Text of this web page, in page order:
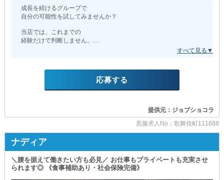
すぐ帰宅可能！
プライベートの時間の確保も出来ます◎
・ホールスタッフ
￣￣￣￣￣￣￣￣￣￣￣
月給 40万円～
￣￣￣￣￣￣￣￣￣￣￣
圧倒的な高収入を得られます。
努力を無駄にはさせず、正当に評価し
高いモチベーションを保って
働ける環境を実現しました。
成長を続けるグループで
自分の可能性を試してみませんか？
当店では、これまでの
経験だけで判断しません。
あなた自身の意欲です◎
若いうちから上を目指したい方にも
∴‥∵‥∴‥∵‥∴‥∴‥∵‥∴‥∵‥∴‥∴
◇どなたでも高収入を目指せる◇
￣￣￣￣￣￣￣￣￣￣￣￣￣￣￣￣￣￣
応募する
提供元：ジョブショコラ
黒服求人No：歌舞伎町111688
ナディア
＼腰を据えて働きたい方も必見／ お仕事もプライベートも充実させ
られます◎ 《食事補助あり・社会保険完備》